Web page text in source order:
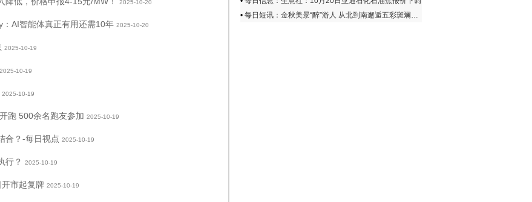
2025-10-20
AI智能体真正有用还需10年 2025-10-20
2025-10-19
2025-10-19
2025-10-19
跑 500余名跑友参加 2025-10-19
合？-每日视点 2025-10-19
行？ 2025-10-19
市起复牌 2025-10-19
• 每日短讯：金秋美景“醉”游人 从北到南邂逅五彩斑斓诗意画卷